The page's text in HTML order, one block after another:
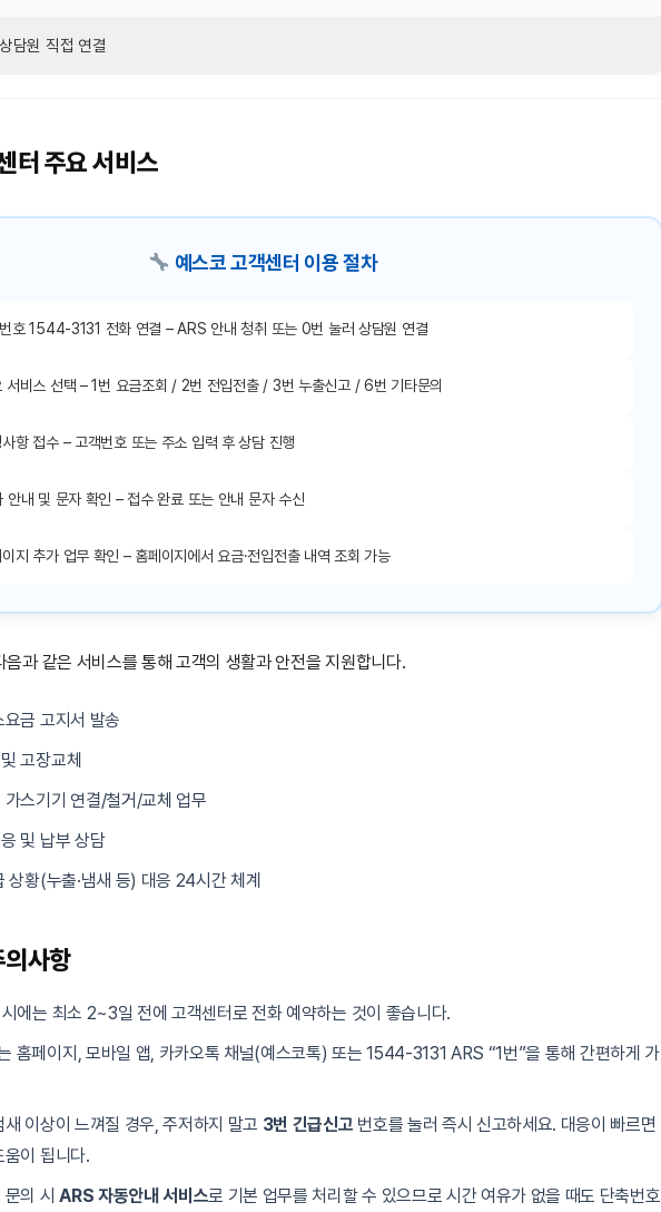
상담원 직접 연결
터 주요 서비스
예스코 고객센터 이용 절차
호 1544-3131 전화 연결 – ARS 안내 청취 또는 0번 눌러 상담원 연결
서비스 선택 – 1번 요금조회 / 2번 전입전출 / 3번 누출신고 / 6번 기타문의
사항 접수 – 고객번호 또는 주소 입력 후 상담 진행
안내 및 문자 확인 – 접수 완료 또는 안내 문자 수신
이지 추가 업무 확인 – 홈페이지에서 요금·전입전출 내역 조회 가능
음과 같은 서비스를 통해 고객의 생활과 안전을 지원합니다.
금 고지서 발송
고장교체
가스기기 연결/철거/교체 업무
및 납부 상담
상황(누출·냄새 등) 대응 24시간 체계
의사항
시에는 최소 2~3일 전에 고객센터로 전화 예약하는 것이 좋습니다.
홈페이지, 모바일 앱, 카카오톡 채널(예스코톡) 또는 1544-3131 ARS “1번”을 통해 간편하게 가
이상이 느껴질 경우, 주저하지 말고 3번 긴급신고 번호를 눌러 즉시 신고하세요. 대응이 빠르면
이 됩니다.
문의 시ARS 자동안내 서비스로 기본 업무를 처리할 수 있으므로 시간 여유가 없을 때도 단축번호